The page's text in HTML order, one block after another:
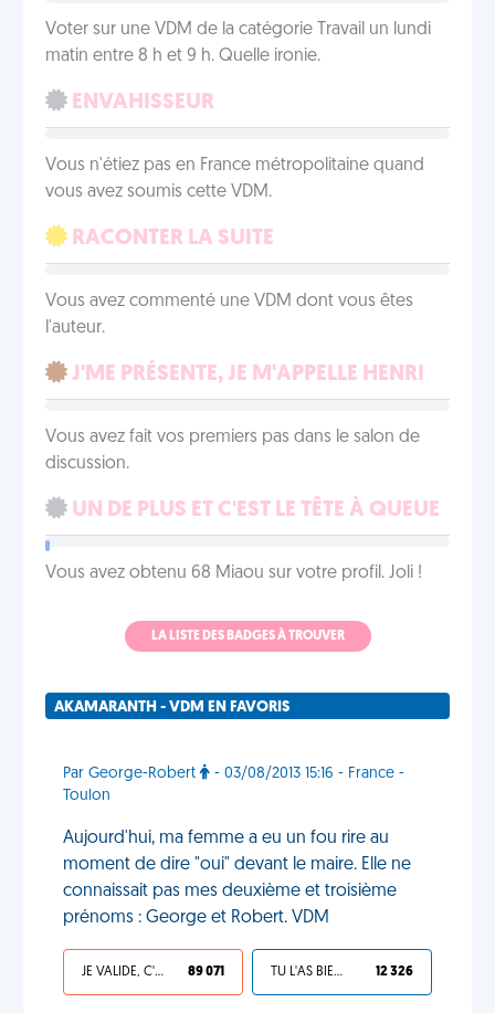
Voter sur une VDM de la catégorie Travail un lundi
matin entre 8 h et 9 h. Quelle ironie.
ENVAHISSEUR
Vous n'étiez pas en France métropolitaine quand
vous avez soumis cette VDM.
RACONTER LA SUITE
Vous avez commenté une VDM dont vous êtes
l'auteur.
J'ME PRÉSENTE, JE M'APPELLE HENRI
Vous avez fait vos premiers pas dans le salon de
discussion.
UN DE PLUS ET C'EST LE TÊTE À QUEUE
Vous avez obtenu 68 Miaou sur votre profil. Joli !
LA LISTE DES BADGES À TROUVER
AKAMARANTH - VDM EN FAVORIS
Par George-Robert
- 03/08/2013 15:16 - France -
Toulon
Aujourd'hui, ma femme a eu un fou rire au
moment de dire "oui" devant le maire. Elle ne
connaissait pas mes deuxième et troisième
prénoms : George et Robert. VDM
JE VALIDE, C'EST UNE VDM 89 071 TU L'AS BIEN MÉRITÉ 12 326